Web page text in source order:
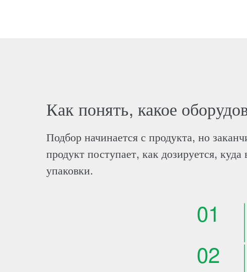
Как понять, какое
Подбор начинается с продукта, но
продукт поступает, как дозируется,
упаковки.
01
02